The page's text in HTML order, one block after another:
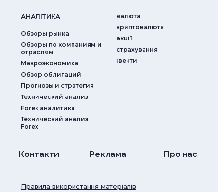
АНАЛIТИКА
Обзоры рынка
Обзоры по компаниям и
отраслям
Макроэкономика
Обзор облигаций
Прогнозы и стратегия
Технический анализ
Forex аналитика
Технический анализ
Forex
валюта
криптовалюта
акції
страхування
iвенти
Контакти Реклама Про нас
Правила використання матеріалів